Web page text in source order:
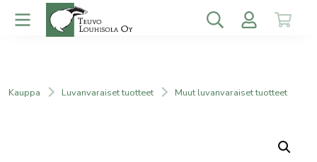
Kauppa Luvanvaraiset tuotteet Muut luvanvaraiset tuotteet